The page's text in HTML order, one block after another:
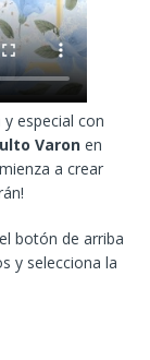
especial con
Varon en
a crear
botón de arriba
y selecciona la